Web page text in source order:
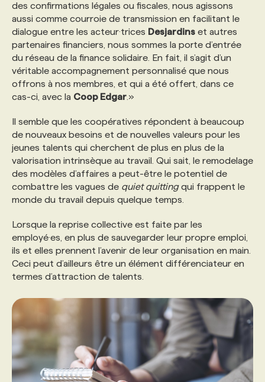
des confirmations légales ou fiscales, nous agissons
aussi comme courroie de transmission en facilitant le
dialogue entre les acteur·trices Desjardins et autres
partenaires financiers, nous sommes la porte d’entrée
du réseau de la finance solidaire. En fait, il s’agit d’un
véritable accompagnement personnalisé que nous
offrons à nos membres, et qui a été offert, dans ce
cas-ci, avec la Coop Edgar .»
Il semble que les coopératives répondent à beaucoup
de nouveaux besoins et de nouvelles valeurs pour les
jeunes talents qui cherchent de plus en plus de la
valorisation intrinsèque au travail. Qui sait, le remodelage
des modèles d’affaires a peut-être le potentiel de
combattre les vagues de quiet quittingqui frappent le
monde du travail depuis quelque temps.
Lorsque la reprise collective est faite par les
employé·es, en plus de sauvegarder leur propre emploi,
ils et elles prennent l’avenir de leur organisation en main.
Ceci peut d’ailleurs être un élément différenciateur en
termes d’attraction de talents.